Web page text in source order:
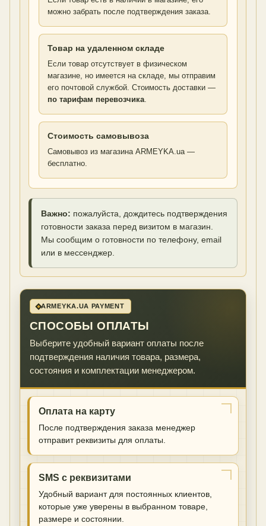
можно забрать после подтверждения заказа.
Товар на удаленном складе
Если товар отсутствует в физическом
магазине, но имеется на складе, мы отправим
его почтовой службой. Стоимость доставки —
по тарифам перевозчика.
Стоимость самовывоза
Самовывоз из магазина ARMEYKA.ua —
бесплатно.
Важно: пожалуйста, дождитесь подтверждения
готовности заказа перед визитом в магазин.
Мы сообщим о готовности по телефону, email
или в мессенджер.
ARMEYKA.UA PAYMENT
СПОСОБЫ ОПЛАТЫ
Выберите удобный вариант оплаты после
подтверждения наличия товара, размера,
состояния и комплектации менеджером.
Оплата на карту
После подтверждения заказа менеджер
отправит реквизиты для оплаты.
SMS с реквизитами
Удобный вариант для постоянных клиентов,
которые уже уверены в выбранном товаре,
размере и состоянии.